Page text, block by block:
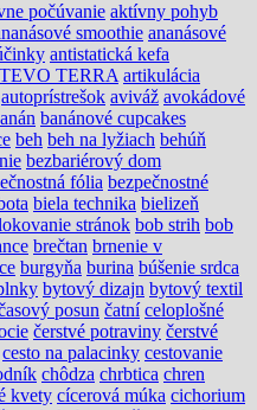
počúvanie aktívny pohyb
smoothie ananásové
antistatická kefa
TERRA artikulácia
autoprístrešok aviváž avokádové
banánové cupcakes
beh beh na lyžiach behúň
bezbariérový dom
fólia bezpečnostné
biela technika bielizeň
stránok bob strih bob
brečtan brnenie v
burgyňa burina búšenie srdca
bytový dizajn bytový textil
posun čatní celoplošné
čerstvé potraviny čerstvé
cesto na palacinky cestovanie
chôdza chrbtica chren
kvety cícerová múka cichorium